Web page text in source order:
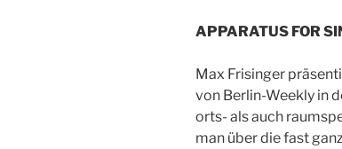
APPARATUS FOR
Max Frisinger
von Berlin-Weekly in
orts- als auch
man über die fast